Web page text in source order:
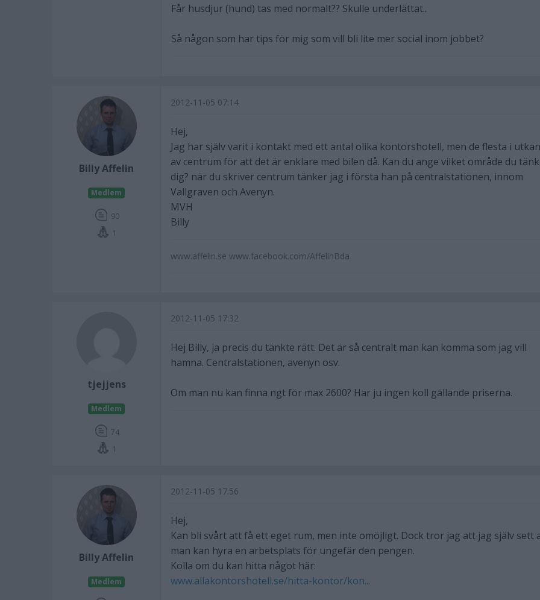
Får husdjur (hund) tas med normalt?? Skulle underlättat..
Så någon som har tips för mig som vill bli lite mer social inom jobbet?
Billy Affelin
Medlem
90
1
2012-11-05 07:14
Hej,
Jag har själv varit i kontakt med ett antal olika kontorshotell, men de flesta i
av centrum för att det är enklare med bilen då. Kan du ange vilket område du
dig? när du skriver centrum tänker jag i första han på centralstationen, innom
Vallgraven och Avenyn.
MVH
Billy
www.affelin.se www.facebook.com/AffelinBda
tjejjens
Medlem
74
1
2012-11-05 17:32
Hej Billy, ja precis du tänkte rätt. Det är så centralt man kan komma som jag vill
hamna. Centralstationen, avenyn osv.
Om man nu kan finna ngt för max 2600? Har ju ingen koll gällande priserna.
Billy Affelin
Medlem
2012-11-05 17:56
Hej,
Kan bli svårt att få ett eget rum, men inte omöjligt. Dock tror jag att jag själv sett
man kan hyra en arbetsplats för ungefär den pengen.
Kolla om du kan hitta något här:
www.allakontorshotell.se/hitta-kontor/kon...